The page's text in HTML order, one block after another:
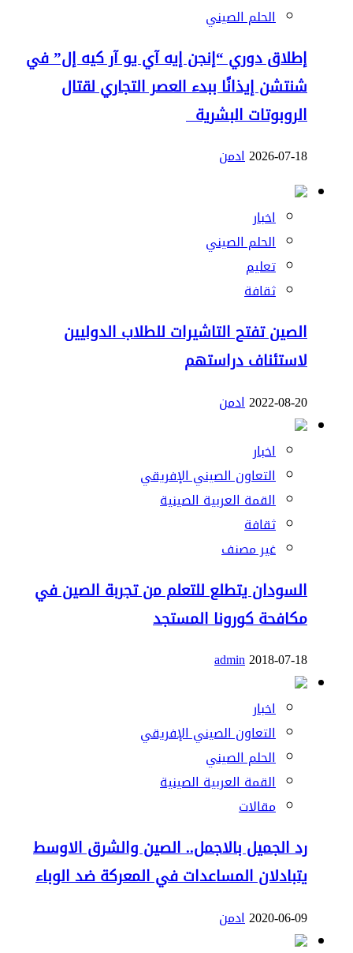
الحلم الصيني
إطلاق دوري “إنجن إيه آي يو آر كيه إل” في
شنتشن إيذانًا ببدء العصر التجاري لقتال
الروبوتات البشرية
2026-07-18ادمن
اخبار
الحلم الصيني
تعليم
ثقافة
الصين تفتح التاشيرات للطلاب الدوليين
لاستئناف دراستهم
2022-08-20ادمن
اخبار
التعاون الصيني الإفريقي
القمة العربية الصينية
ثقافة
غير مصنف
السودان يتطلع للتعلم من تجربة الصين في
مكافحة كورونا المستجد
2018-07-18
admin
اخبار
التعاون الصيني الإفريقي
الحلم الصيني
القمة العربية الصينية
مقالات
رد الجميل بالاجمل.. الصين والشرق الاوسط
يتبادلان المساعدات في المعركة ضد الوباء
2020-06-09ادمن